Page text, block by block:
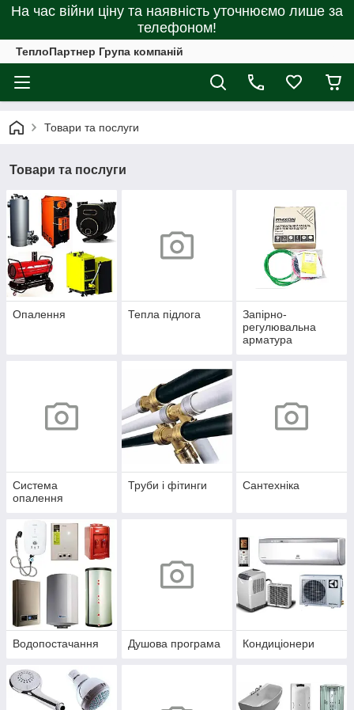
На час війни ціну та наявність уточнюємо лише за
телефоном!
ТеплоПартнер Група компаній
Товари та послуги
Товари та послуги
Опалення Тепла підлога
Запірно-
регулювальна
арматура
Система
опалення
Труби і фітинги Сантехніка
Водопостачання Душова програма Кондиціонери